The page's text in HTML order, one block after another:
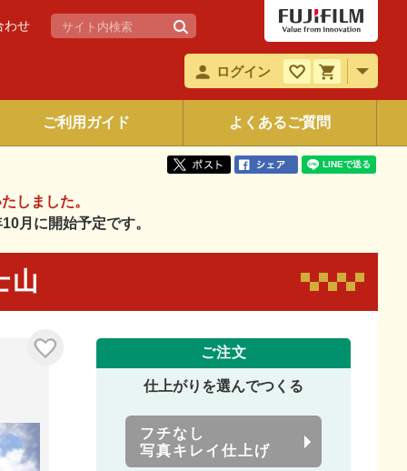
わせ
ログイン
ご利用ガイド よくあるご質問
しました。
月に開始予定です。
山
ご注文
仕上がりを選んでつくる
フチなし
写真キレイ仕上げ